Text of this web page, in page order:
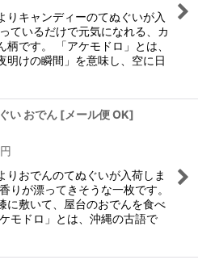
りキャンディーのてぬぐいが入
ているだけで元気になれる、カ
柄です。 「アケモドロ」とは、
明けの瞬間」を意味し、空に日
い おでん [メール便 OK]
円
りおでんのてぬぐいが入荷しま
りが漂ってきそうな一枚です。
に敷いて、屋台のおでんを食べ
モドロ」とは、沖縄の古語で